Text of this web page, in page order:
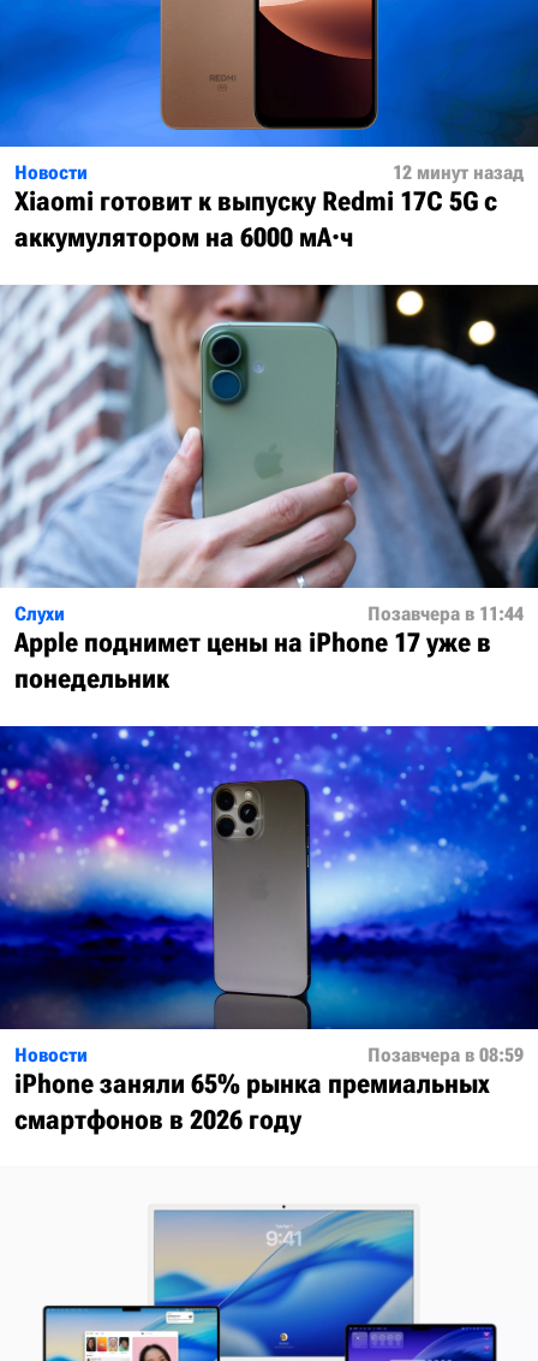
Новости 12 минут назад
Xiaomi готовит к выпуску Redmi 17C 5G с
аккумулятором на 6000 мА·ч
Слухи Позавчера в 11:44
Apple поднимет цены на iPhone 17 уже в
понедельник
Новости Позавчера в 08:59
iPhone заняли 65% рынка премиальных
смартфонов в 2026 году